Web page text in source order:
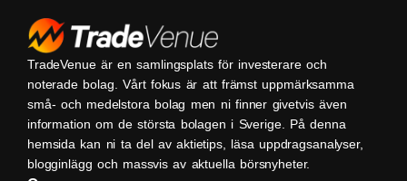
TradeVenue är en samlingsplats för investerare och
noterade bolag. Vårt fokus är att främst uppmärksamma
små- och medelstora bolag men ni finner givetvis även
information om de största bolagen i Sverige. På denna
hemsida kan ni ta del av aktietips, läsa uppdragsanalyser,
blogginlägg och massvis av aktuella börsnyheter.